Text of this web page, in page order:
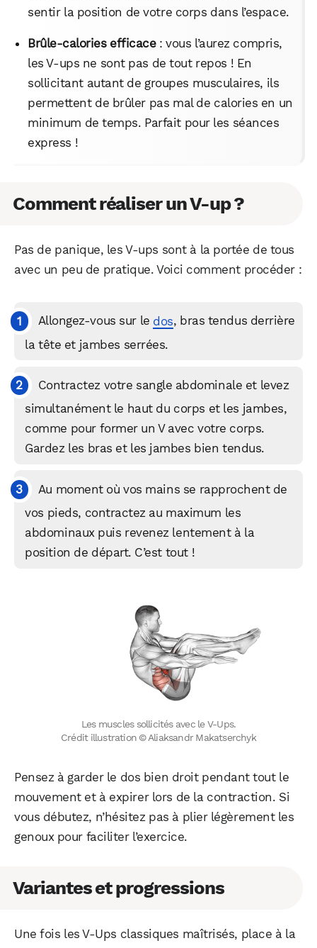
sentir la position de votre corps dans l’espace.
Brûle-calories efficace: vous l’aurez compris,
les V-ups ne sont pas de tout repos ! En
sollicitant autant de groupes musculaires, ils
permettent de brûler pas mal de calories en un
minimum de temps. Parfait pour les séances
express !
Comment réaliser un V-up ?
Pas de panique, les V-ups sont à la portée de tous
avec un peu de pratique. Voici comment procéder :
Allongez-vous sur le dos, bras tendus derrière
la tête et jambes serrées.
Contractez votre sangle abdominale et levez
simultanément le haut du corps et les jambes,
comme pour former un V avec votre corps.
Gardez les bras et les jambes bien tendus.
Au moment où vos mains se rapprochent de
vos pieds, contractez au maximum les
abdominaux puis revenez lentement à la
position de départ. C’est tout !
Les muscles sollicités avec le V-Ups.
Crédit illustration © Aliaksandr Makatserchyk
Pensez à garder le dos bien droit pendant tout le
mouvement et à expirer lors de la contraction. Si
vous débutez, n’hésitez pas à plier légèrement les
genoux pour faciliter l’exercice.
Variantes et progressions
Une fois les V-Ups classiques maîtrisés, place à la